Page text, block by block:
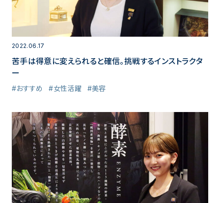
2022.06.17
苦手は得意に変えられると確信。挑戦するインストラクタ
ー
#おすすめ #女性活躍 #美容